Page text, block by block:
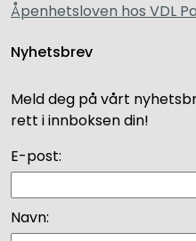
Åpenhetsloven hos VDL
Nyhetsbrev
Meld deg på vårt
rett i innboksen din!
E-post:
Navn: